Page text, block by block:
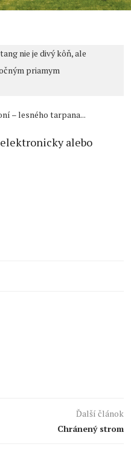
nie je divý kôň, ale
priamym
– lesného tarpana...
alebo
Ďalší článok
Chránený strom